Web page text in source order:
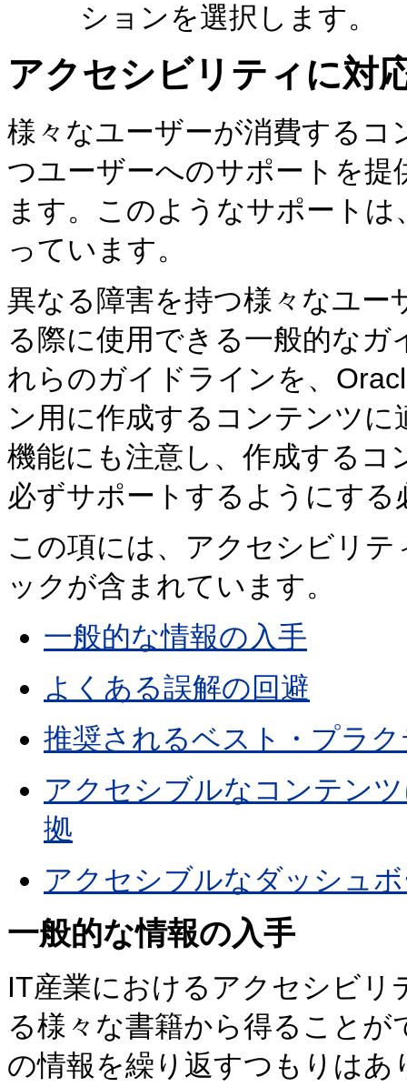
ションを選択します。
アクセシビリティに対
様々なユーザーが消費するコ
つユーザーへのサポートを
ます。このようなサポート
っています。
異なる障害を持つ様々なユ
る際に使用できる一般的な
れらのガイドラインを、
ン用に作成するコンテンツ
機能にも注意し、作成する
必ずサポートするようにする
この項には、アクセシビリ
ックが含まれています。
一般的な情報の入手
よくある誤解の回避
推奨されるベスト・プラ
アクセシブルなコンテン
拠
アクセシブルなダッシュ
一般的な情報の入手
IT産業におけるアクセシビリ
る様々な書籍から得ること
の情報を繰り返すつもりは